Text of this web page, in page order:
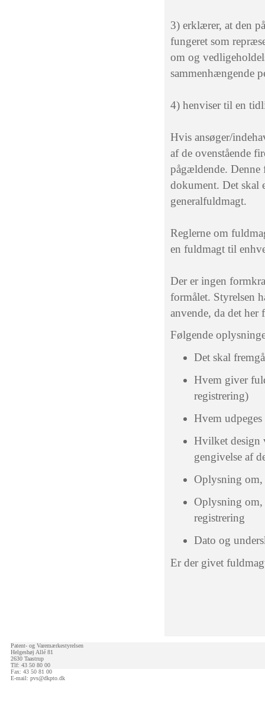
3) erklærer, at den
fungeret som
om og
sammenhængende
4) henviser til en
Hvis ansøger/
af de ovenstående
pågældende. Denne
dokument. Det skal
generalfuldmagt.
Reglerne om
en fuldmagt til
Der er ingen
formålet. Styrelsen
anvende, da det
Følgende
Det skal
Hvem giver
registrering)
Hvem
Hvilket design
gengivelse af
Oplysning
Oplysning om,
registrering
Dato og
Er der givet
Patent- og Varemærkestyrelsen
Helgeshøj Allé 81
2630 Taastrup
Tlf: 43 50 80 00
Fax: 43 50 81 00
E-mail: pvs@dkpto.dk